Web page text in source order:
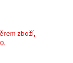
zboží,